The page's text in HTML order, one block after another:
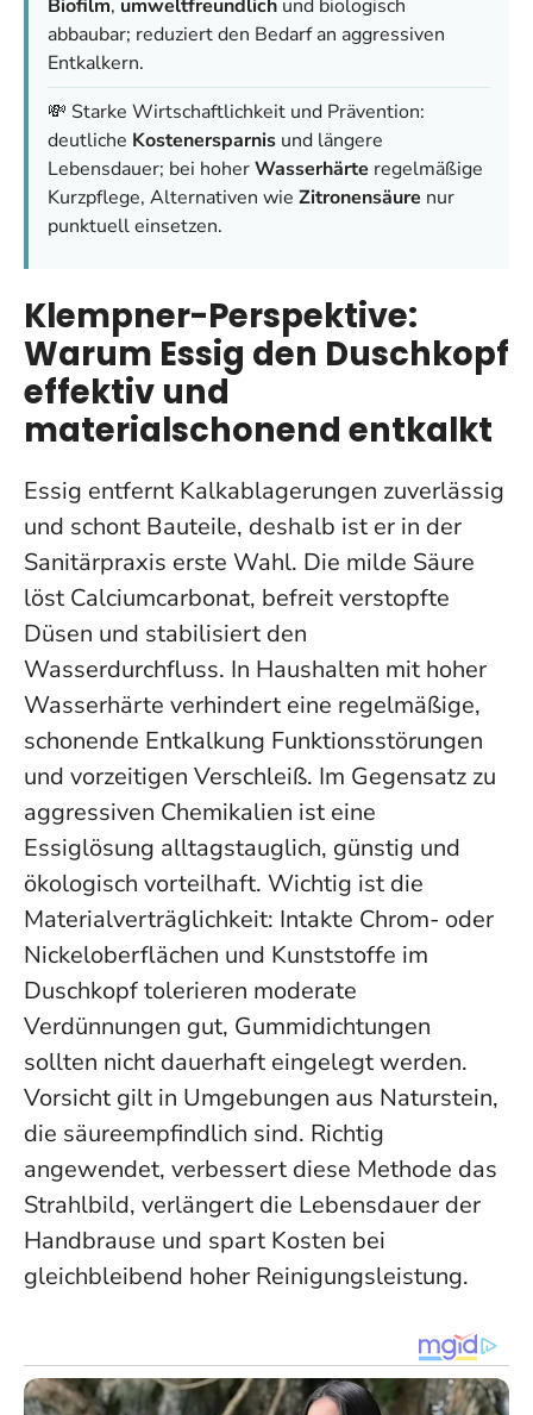
Biofilm, umweltfreundlich und biologisch
abbaubar; reduziert den Bedarf an aggressiven
Entkalkern.
💸 Starke Wirtschaftlichkeit und Prävention:
deutliche Kostenersparnis und längere
Lebensdauer; bei hoherWasserhärte regelmäßige
Kurzpflege, Alternativen wie Zitronensäure nur
punktuell einsetzen.
Klempner-Perspektive:
Warum Essig den Duschkopf
effektiv und
materialschonend entkalkt
Essig entfernt Kalkablagerungen zuverlässig
und schont Bauteile, deshalb ist er in der
Sanitärpraxis erste Wahl. Die milde Säure
löst Calciumcarbonat, befreit verstopfte
Düsen und stabilisiert den
Wasserdurchfluss. In Haushalten mit hoher
Wasserhärte verhindert eine regelmäßige,
schonende Entkalkung Funktionsstörungen
und vorzeitigen Verschleiß. Im Gegensatz zu
aggressiven Chemikalien ist eine
Essiglösung alltagstauglich, günstig und
ökologisch vorteilhaft. Wichtig ist die
Materialverträglichkeit: Intakte Chrom- oder
Nickeloberflächen und Kunststoffe im
Duschkopf tolerieren moderate
Verdünnungen gut, Gummidichtungen
sollten nicht dauerhaft eingelegt werden.
Vorsicht gilt in Umgebungen aus Naturstein,
die säureempfindlich sind. Richtig
angewendet, verbessert diese Methode das
Strahlbild, verlängert die Lebensdauer der
Handbrause und spart Kosten bei
gleichbleibend hoher Reinigungsleistung.